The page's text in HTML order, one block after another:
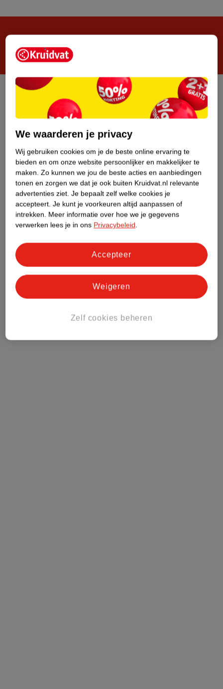
Steeds verrassend, altijd voordelig!
Privacy
Algemene Verkoopvoorwaarden
Zelf cookies beheren
We waarderen je privacy
Wij gebruiken cookies om je de beste online ervaring te
bieden en om onze website persoonlijker en makkelijker te
maken. Zo kunnen we jou de beste acties en aanbiedingen
tonen en zorgen we dat je ook buiten Kruidvat.nl relevante
advertenties ziet. Je bepaalt zelf welke cookies je
accepteert. Je kunt je voorkeuren altijd aanpassen of
intrekken. Meer informatie over hoe we je gegevens
verwerken lees je in ons Privacybeleid.
Zelf cookies beheren
Weigeren
Accepteer